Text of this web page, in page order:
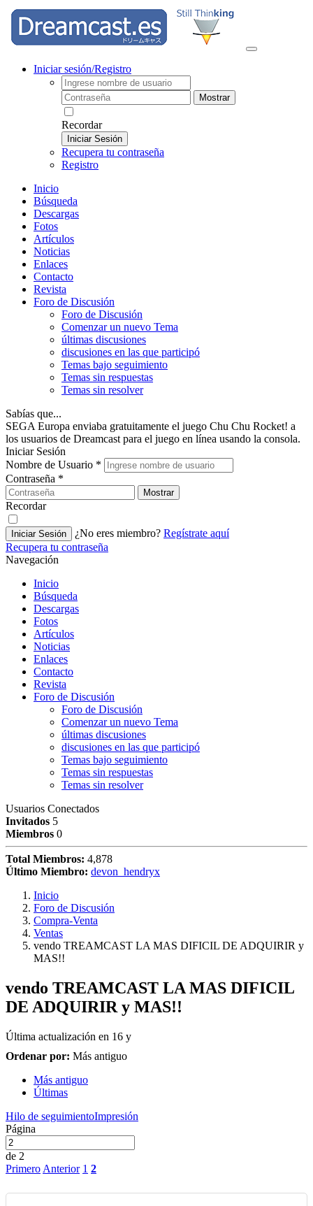
Iniciar sesión/Registro
Mostrar
Recordar
Iniciar Sesión
Recupera tu contraseña
Registro
Inicio
Búsqueda
Descargas
Fotos
Artículos
Noticias
Enlaces
Contacto
Revista
Foro de Discusión
Foro de Discusión
Comenzar un nuevo Tema
últimas discusiones
discusiones en las que participó
Temas bajo seguimiento
Temas sin respuestas
Temas sin resolver
Sabías que...
SEGA Europa enviaba gratuitamente el juego Chu Chu Rocket! a
los usuarios de Dreamcast para el juego en línea usando la consola.
Iniciar Sesión
Nombre de Usuario *
Contraseña *
Mostrar
Recordar
Iniciar Sesión ¿No eres miembro? Regístrate aquí
Recupera tu contraseña
Navegación
Inicio
Búsqueda
Descargas
Fotos
Artículos
Noticias
Enlaces
Contacto
Revista
Foro de Discusión
Foro de Discusión
Comenzar un nuevo Tema
últimas discusiones
discusiones en las que participó
Temas bajo seguimiento
Temas sin respuestas
Temas sin resolver
Usuarios Conectados
Invitados 5
Miembros 0
Total Miembros: 4,878
Último Miembro: devon_hendryx
Inicio
Foro de Discusión
Compra-Venta
Ventas
vendo TREAMCAST LA MAS DIFICIL DE ADQUIRIR y
MAS!!
vendo TREAMCAST LA MAS DIFICIL
DE ADQUIRIR y MAS!!
Última actualización en 16 y
Ordenar por: Más antiguo
Más antiguo
Últimas
Hilo de seguimientoImpresión
Página
de 2
Primero Anterior 1 2